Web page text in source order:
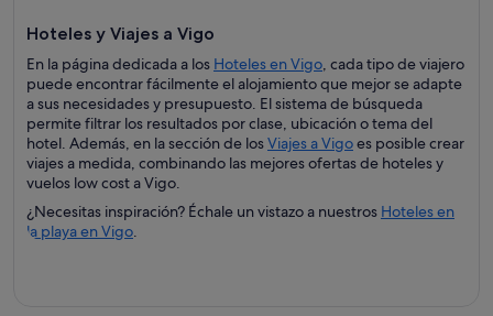
Hoteles y Viajes a Vigo
En la página dedicada a los Hoteles en Vigo, cada tipo de viajero
puede encontrar fácilmente el alojamiento que mejor se adapte
a sus necesidades y presupuesto. El sistema de búsqueda
permite filtrar los resultados por clase, ubicación o tema del
hotel. Además, en la sección de losViajes a Vigoes posible crear
viajes a medida, combinando las mejores ofertas de hoteles y
vuelos low cost a Vigo.
¿Necesitas inspiración? Échale un vistazo a nuestros Hoteles en
la playa en Vigo.